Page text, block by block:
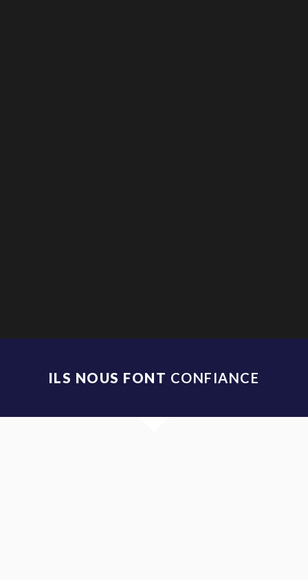
ILS NOUS FONT CONFIANCE